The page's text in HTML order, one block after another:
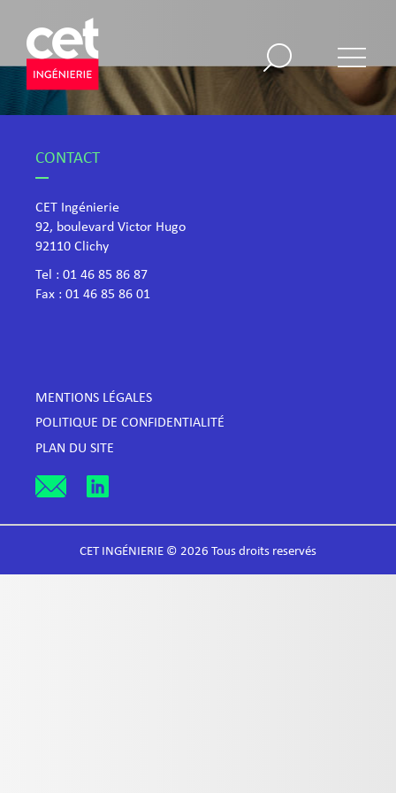
CONTACT
CET Ingénierie
92, boulevard Victor Hugo
​92110 Clichy
Tel : 01 46 85 86 87
Fax : 01 46 85 86 01
MENTIONS LÉGALES
POLITIQUE DE CONFIDENTIALITÉ
PLAN DU SITE
CET INGÉNIERIE © 2026 Tous droits reservés